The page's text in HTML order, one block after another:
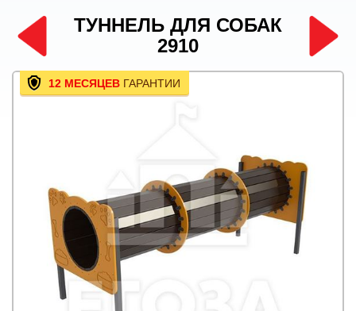
ТУННЕЛЬ ДЛЯ СОБАК
2910
12 МЕСЯЦЕВ ГАРАНТИИ